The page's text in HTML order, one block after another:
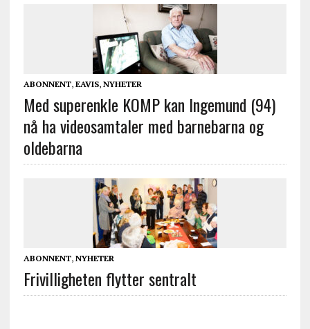
ABONNENT, EAVIS, NYHETER
Med superenkle KOMP kan Ingemund (94)
nå ha videosamtaler med barnebarna og
oldebarna
ABONNENT, NYHETER
Frivilligheten flytter sentralt